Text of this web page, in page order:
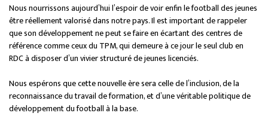
Nous nourrissons aujourd’hui l’espoir de voir enfin le football des jeunes
être réellement valorisé dans notre pays. Il est important de rappeler
que son développement ne peut se faire en écartant des centres de
référence comme ceux du TPM, qui demeure à ce jour le seul club en
RDC à disposer d’un vivier structuré de jeunes licenciés.
Nous espérons que cette nouvelle ère sera celle de l’inclusion, de la
reconnaissance du travail de formation, et d’une véritable politique de
développement du football à la base.